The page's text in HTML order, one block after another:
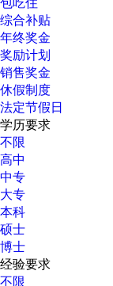
综合补贴
年终奖金
奖励计划
销售奖金
休假制度
法定节假日
学历要求
不限
高中
中专
大专
本科
硕士
博士
经验要求
不限